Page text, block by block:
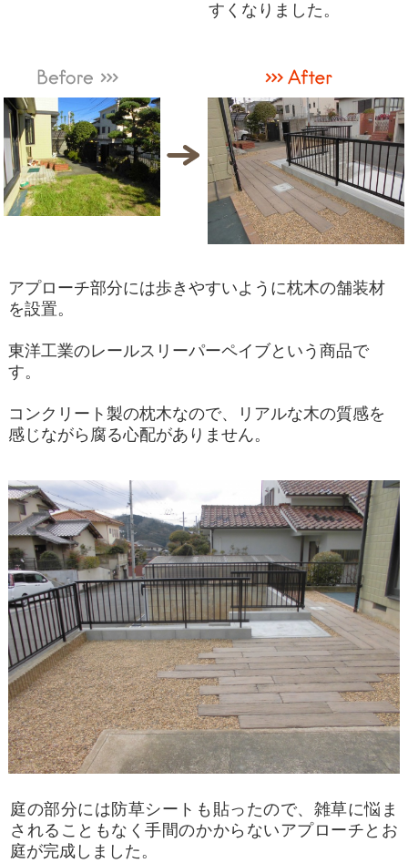
すくなりました。
アプローチ部分には歩きやすいように枕木の舗装材
を設置。
東洋工業のレールスリーパーペイブという商品で
す。
コンクリート製の枕木なので、リアルな木の質感を
感じながら腐る心配がありません。
庭の部分には防草シートも貼ったので、雑草に悩ま
されることもなく手間のかからないアプローチとお
庭が完成しました。